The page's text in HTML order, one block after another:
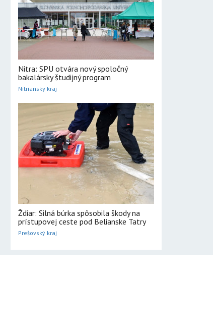
Nitra: SPU otvára nový spoločný
bakalársky študijný program
Nitriansky kraj
Ždiar: Silná búrka spôsobila škody na
prístupovej ceste pod Belianske Tatry
Prešovský kraj